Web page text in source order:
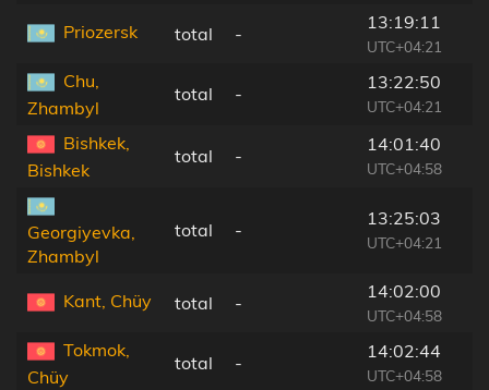
Priozersk total -
13:19:11
UTC+04:21
Chu,
Zhambyl
total -
13:22:50
UTC+04:21
Bishkek,
Bishkek
total -
14:01:40
UTC+04:58
Georgiyevka,
Zhambyl
total -
13:25:03
UTC+04:21
Kant, Chüy total -
14:02:00
UTC+04:58
Tokmok,
Chüy
total -
14:02:44
UTC+04:58